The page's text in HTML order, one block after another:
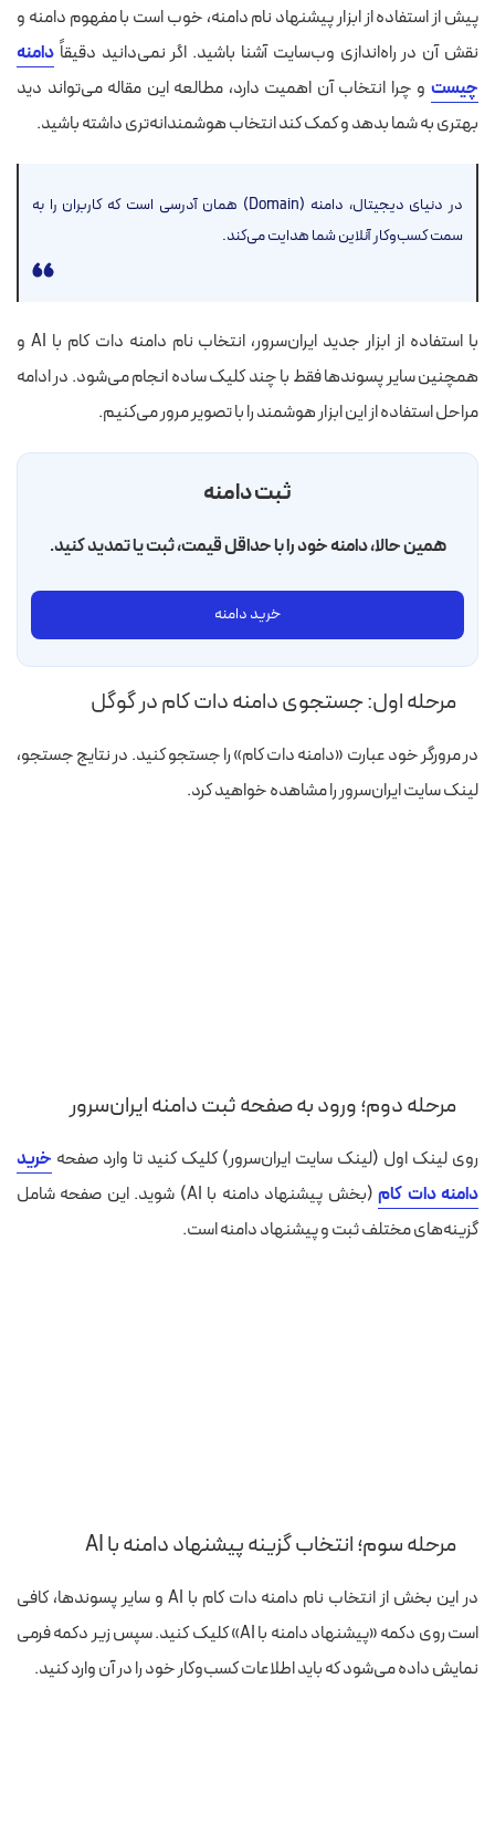
پیش از استفاده از ابزار پیشنهاد نام دامنه، خوب است با مفهوم دامنه و
نقش آن در راه‌اندازی وب‌سایت آشنا باشید. اگر نمی‌دانید دقیقاً دامنه
چیست و چرا انتخاب آن اهمیت دارد، مطالعه این مقاله می‌تواند دید
بهتری به شما بدهد و کمک کند انتخاب هوشمندانه‌تری داشته باشید.
در دنیای دیجیتال، دامنه (Domain) همان آدرسی است که کاربران را به
سمت کسب‌وکار آنلاین شما هدایت می‌کند.
با استفاده از ابزار جدید ایران‌سرور، انتخاب نام دامنه دات کام با AI و
همچنین سایر پسوندها فقط با چند کلیک ساده انجام می‌شود. در ادامه
مراحل استفاده از این ابزار هوشمند را با تصویر مرور می‌کنیم.
ثبت دامنه
همین حالا، دامنه خود را با حداقل قیمت، ثبت یا تمدید کنید.
خرید دامنه
مرحله اول: جستجوی دامنه دات کام در گوگل
در مرورگر خود عبارت «دامنه دات کام» را جستجو کنید. در نتایج جستجو،
لینک سایت ایران‌سرور را مشاهده خواهید کرد.
مرحله دوم؛ ورود به صفحه ثبت دامنه ایران‌سرور
روی لینک اول (لینک سایت ایران‌سرور) کلیک کنید تا وارد صفحه خرید
دامنه دات کام(بخش پیشنهاد دامنه با AI)
شوید. این صفحه شامل
گزینه‌های مختلف ثبت و پیشنهاد دامنه است.
مرحله سوم؛ انتخاب گزینه پیشنهاد دامنه با AI
در این بخش از انتخاب نام دامنه دات کام با AI و سایر پسوندها، کافی‌
است روی دکمه «پیشنهاد دامنه با AI» کلیک کنید. سپس زیر دکمه فرمی
نمایش داده می‌شود که باید اطلاعات کسب‌وکار خود را در آن وارد کنید.